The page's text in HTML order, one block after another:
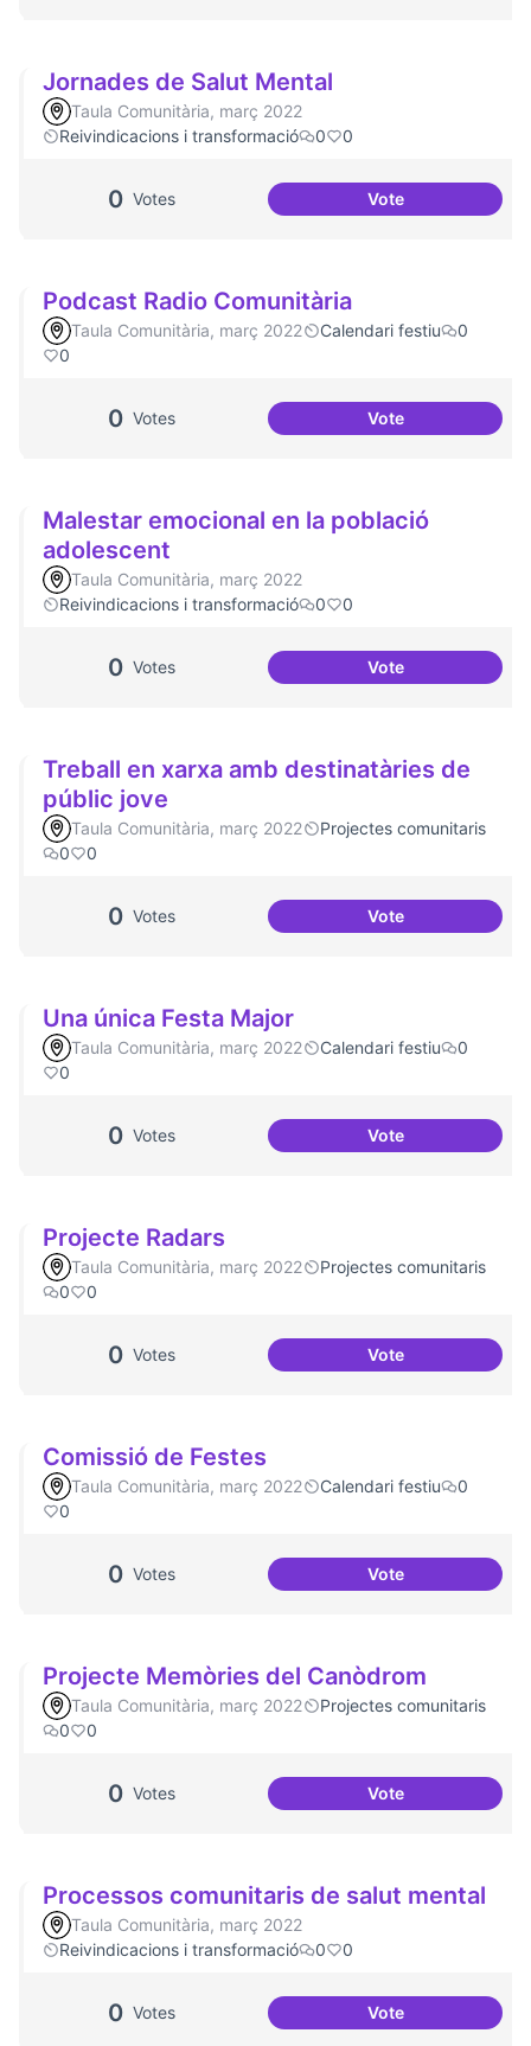
Jornades de Salut Mental
Taula Comunitària, març 2022
Reivindicacions i transformació
0 0
0 Votes VoteJornades de
Podcast Radio Comunitària
Taula Comunitària, març 2022 Calendari festiu
0
0
0 Votes VotePodcast Radio
Malestar emocional en la població
adolescent
Taula Comunitària, març 2022
Reivindicacions i transformació
0 0
0 Votes VoteMalestar
Treball en xarxa amb destinatàries de
públic jove
Taula Comunitària, març 2022
Projectes comunitaris
0
0
0 Votes VoteTreball en xarxa
Una única Festa Major
Taula Comunitària, març 2022 Calendari festiu
0
0
0 Votes VoteUna única Festa
Projecte Radars
Taula Comunitària, març 2022
Projectes comunitaris
0
0
0 Votes VoteProjecte Radars
Comissió de Festes
Taula Comunitària, març 2022 Calendari festiu
0
0
0 Votes VoteComissió de
Projecte Memòries del Canòdrom
Taula Comunitària, març 2022
Projectes comunitaris
0
0
0 Votes VoteProjecte
Processos comunitaris de salut mental
Taula Comunitària, març 2022
Reivindicacions i transformació
0 0
0 Votes VoteProcessos